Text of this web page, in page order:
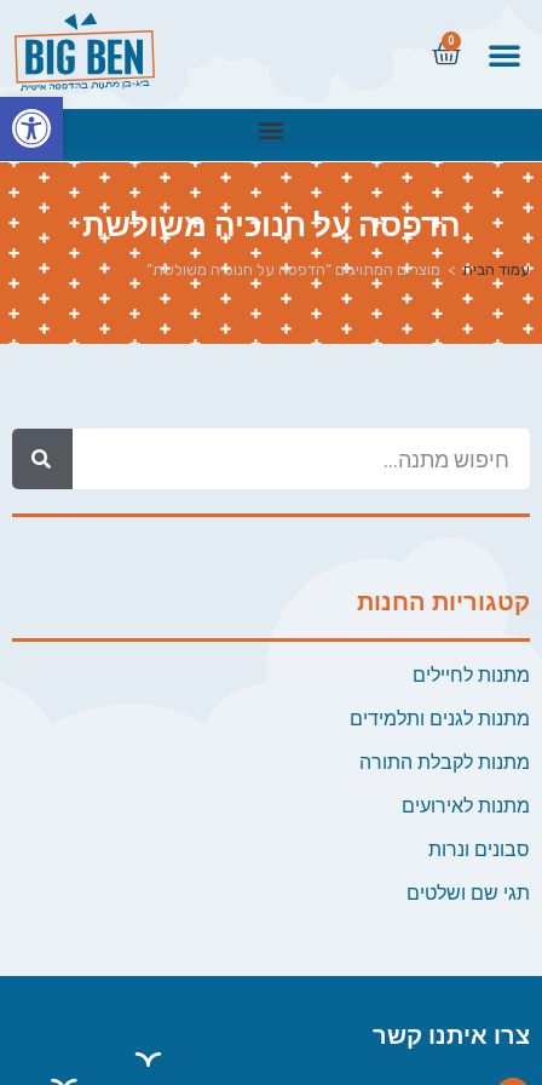
0
הדפסה על חנוכיה משולשת
עמוד הבית > מוצרים המתויגים “הדפסה על חנוכיה משולשת”
קטגוריות החנות
מתנות לחיילים
מתנות לגנים ותלמידים
מתנות לקבלת התורה
מתנות לאירועים
סבונים ונרות
תגי שם ושלטים
צרו איתנו קשר